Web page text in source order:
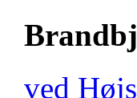
ved